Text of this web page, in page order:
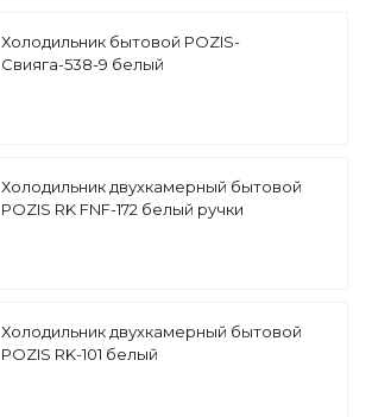
Холодильник бытовой POZIS-
Свияга-538-9 белый
Холодильник двухкамерный бытовой
POZIS RK FNF-172 белый ручки
Холодильник двухкамерный бытовой
POZIS RK-101 белый